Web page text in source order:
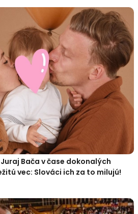
Bača v čase dokonalých
vec: Slováci ich za to milujú!